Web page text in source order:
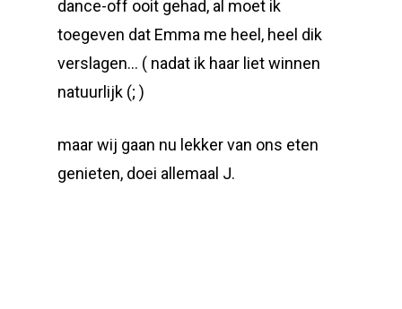
dance-off ooit gehad, al moet ik
toegeven dat Emma me heel, heel dik
verslagen… ( nadat ik haar liet winnen
natuurlijk (; )
maar wij gaan nu lekker van ons eten
genieten, doei allemaal J.